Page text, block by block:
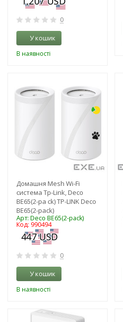
0
У кошик
В наявності
Домашня Mesh Wi-Fi
система Tp-Link, Deco
BE65(2-pa ck) TP-LINK Deco
BE65(2-pack)
Арт: Deco BE65(2-pack)
Код: 990494
0
У кошик
В наявності